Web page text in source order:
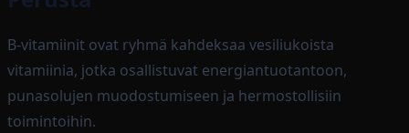
B-vitamiinit ovat ryhmä kahdeksaa vesiliukoista
vitamiinia, jotka osallistuvat energiantuotantoon,
punasolujen muodostumiseen ja hermostollisiin
toimintoihin.